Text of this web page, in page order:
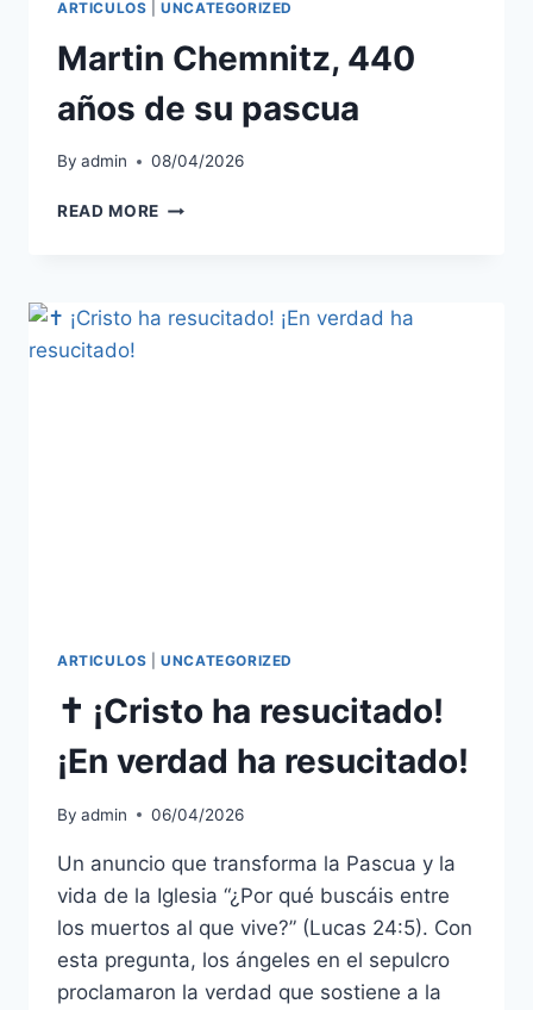
ARTICULOS |UNCATEGORIZED
Martin Chemnitz, 440
años de su pascua
By admin 08/04/2026
READ MORE MARTIN
SU
ARTICULOS |UNCATEGORIZED
✝️ ¡Cristo ha resucitado!
¡En verdad ha resucitado!
By admin 06/04/2026
Un anuncio que transforma la Pascua y la
vida de la Iglesia “¿Por qué buscáis entre
los muertos al que vive?” (Lucas 24:5). Con
esta pregunta, los ángeles en el sepulcro
proclamaron la verdad que sostiene a la